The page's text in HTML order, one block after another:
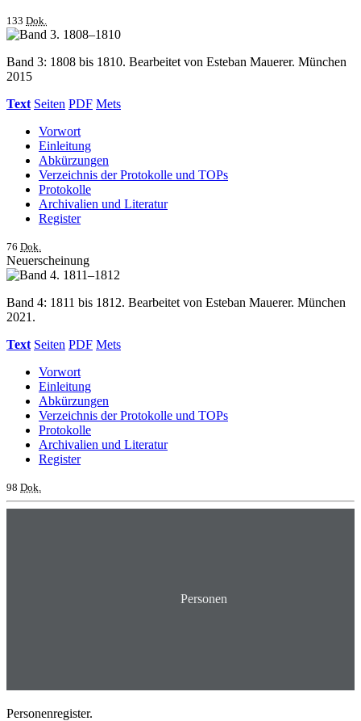
133 Dok.
Band 3: 1808 bis 1810. Bearbeitet von Esteban Mauerer. München
2015
Text Seiten PDF Mets
Vorwort
Einleitung
Abkürzungen
Verzeichnis der Protokolle und TOPs
Protokolle
Archivalien und Literatur
Register
76 Dok.
Neuerscheinung
Band 4: 1811 bis 1812. Bearbeitet von Esteban Mauerer. München
2021.
Text Seiten PDF Mets
Vorwort
Einleitung
Abkürzungen
Verzeichnis der Protokolle und TOPs
Protokolle
Archivalien und Literatur
Register
98 Dok.
Personen
Personenregister.